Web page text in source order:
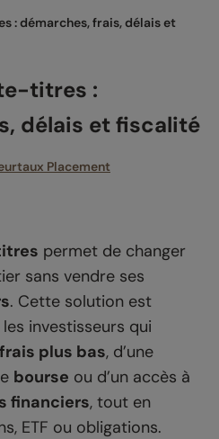
: démarches, frais, délais et
titres :
délais et fiscalité
Placement
permet de changer
sans vendre ses
. Cette solution est
investisseurs qui
frais plus bas, d’une
bourse ou d’un accès à
financiers, tout en
ETF ou obligations.